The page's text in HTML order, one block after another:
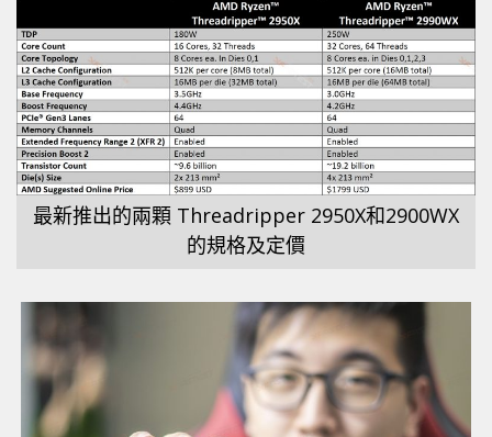
最新推出的兩顆 Threadripper 2950X和2900WX
的規格及定價